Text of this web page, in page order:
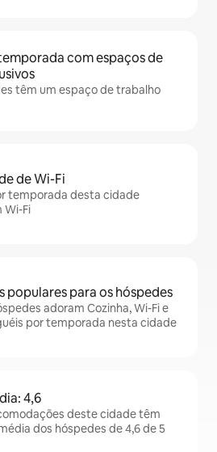
com espaços de
têm um espaço de trabalho
de Wi-Fi
temporada desta cidade
Wi-Fi
populares para os hóspedes
adoram Cozinha, Wi-Fi e
por temporada nesta cidade
4,6
deste cidade têm
dos hóspedes de 4,6 de 5